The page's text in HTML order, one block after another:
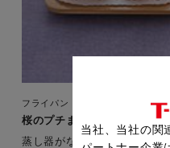
フライパン・鍋
桜のプチまんじゅう
蒸し器がなくてもシャローパ
当社、当社の関